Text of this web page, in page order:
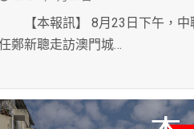
【本報訊】 8月23日下午，中
鄭新聰走訪澳門城…